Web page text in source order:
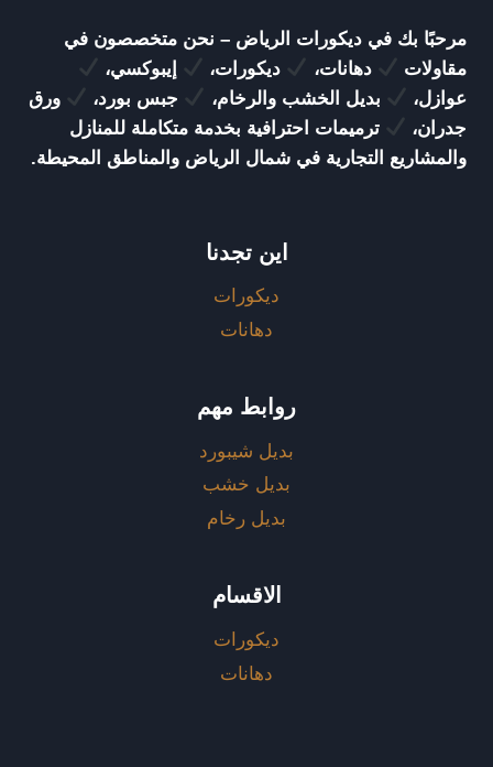
مرحبًا بك في ديكورات الرياض – نحن متخصصون في
مقاولات
دهانات، ديكورات،
إيبوكسي،
عوازل،
بديل الخشب والرخام، جبس بورد،
ورق
جدران،
ترميمات احترافية بخدمة متكاملة للمنازل
والمشاريع التجارية في شمال الرياض والمناطق المحيطة.
اين تجدنا
ديكورات
دهانات
روابط مهم
بديل شيبورد
بديل خشب
بديل رخام
الاقسام
ديكورات
دهانات